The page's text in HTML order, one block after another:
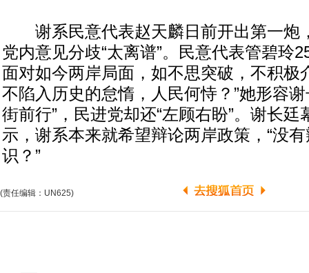
谢系民意代表赵天麟日前开出第一炮
党内意见分歧“太离谱”。民意代表管碧玲
面对如今两岸局面，如不思突破，不积极
不陷入历史的怠惰，人民何恃？”她形容
街前行”，民进党却还“左顾右盼”。谢长廷
示，谢系本来就希望辩论两岸政策，“没
识？”
(责任编辑：UN625)